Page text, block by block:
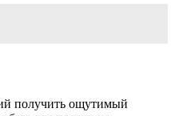
получить ощутимый